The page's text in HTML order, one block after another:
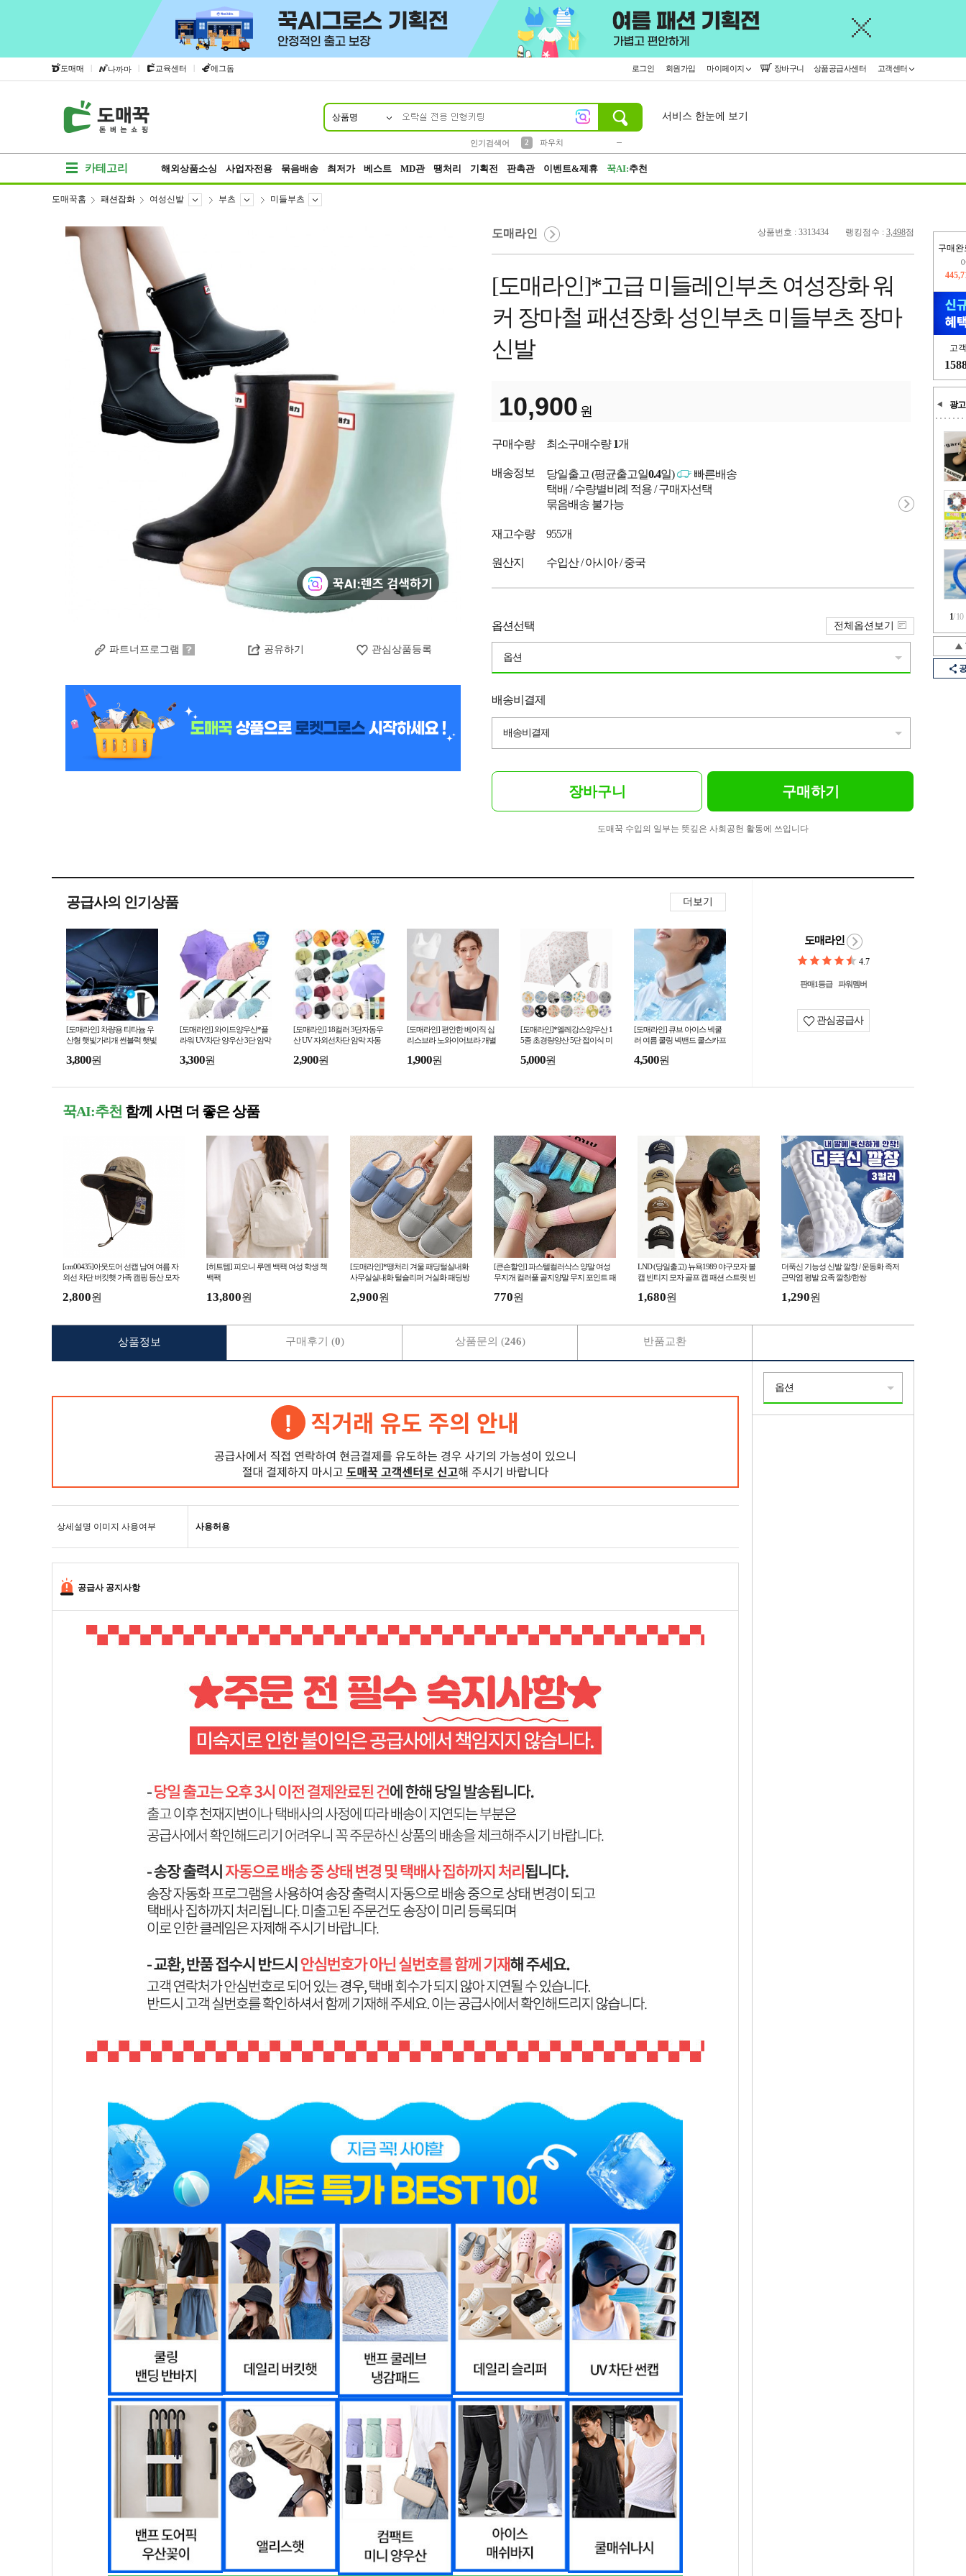
도매매 | 나까마 | 교육센터 | 에그돔 로그인 회원가입 마이페이지 장바구니 상품공급사센터 고객센터
상품명
인기검색어
2
파우치
서비스 한눈에 보기
카테고리 해외상품소싱 사업자전용 묶음배송 최저가 베스트 MD관 땡처리 기획전 판촉관 이벤트&제휴 꾹AI:추천
구매완
오
고
광고
1/10
도매꾹홈 패션잡화 여성신발 부츠 미들부츠
파트너프로그램 공유하기 관심상품등록
상품번호 : 3313434 랭킹점수 : 3,498점
도매라인
[도매라인]*고급 미들레인부츠 여성장화 워
커 장마철 패션장화 성인부츠 미들부츠 장마
신발
10,900 원
구매수량 최소구매수량1개
배송정보 당일출고 (평균출고일0.4일)
빠른배송
택배 / 수량별비례 적용 / 구매자선택
묶음배송 불가능
재고수량 955개
원산지 수입산 / 아시아 / 중국
옵션선택
옵션
전체옵션보기
배송비결제
배송비결제
장바구니 구매하기
도매꾹 수입의 일부는 뜻깊은 사회공헌 활동에 쓰입니다
공급사의 인기상품 더보기
[도매라인] 차량용 티타늄 우
산형 햇빛가리개 썬블럭 햇빛
차 쿨링용품
3,800원
[도매라인] 와이드양우산*플
라워 UV차단 양우산 3단 암막
늬양산
3,300원
[도매라인] 18컬러 3단자동우
산 UV 자외선차단 암막 자동
식우산 선물박스
2,900원
[도매라인] 편안한 베이직 심
리스브라 노와이어브라 개별
웨어 여성속옷
1,900원
[도매라인]*엘레강스양우산 1
5종 초경량양산 5단 접이식 미
자외선차단 UV차단
5,000원
[도매라인] 큐브 아이스 넥쿨
러 여름 쿨링 넥밴드 쿨스카프
박스
4,500원
도매라인
4.7
판매1등급 파워멤버
관심공급사
꾹AI:추천 함께 사면 더 좋은 상품
[cm00435]아웃도어 선캡 남여 여름 자
외선 차단 버킷햇 가족 캠핑 등산 모자
2,800원
[히트템] 피오니 루멘 백팩 여성 학생 책
백팩
13,800원
[도매라인]*땡처리 겨울 패딩털실내화
사무실실내화 털슬리퍼 거실화 패딩방
2,900원
[큰손할인] 파스텔컬러삭스 양말 여성
무지개 컬러풀 골지양말 무지 포인트 패
770원
LND (당일출고) 뉴욕1989 야구모자 볼
캡 빈티지 모자 골프 캡 패션 스트릿 빈
1,680원
더푹신 기능성 신발 깔창 / 운동화 족저
근막염 평발 요족 깔창/한쌍
1,290원
상세설명 이미지 사용여부 사용허용
공급사 공지사항
상품정보 구매후기 (0) 상품문의 (246) 반품교환
옵션